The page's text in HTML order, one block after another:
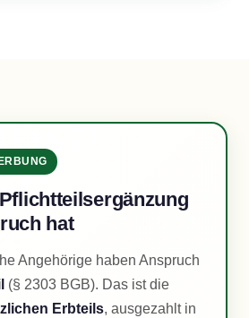
hat
Angehörige haben Anspruch
(§ 2303 BGB). Das ist die
Erbteils, ausgezahlt in